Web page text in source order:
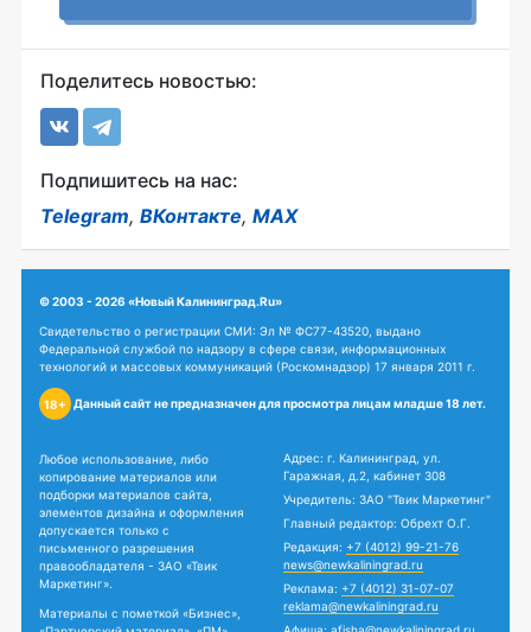
Поделитесь новостью:
Подпишитесь на нас:
Telegram, ВКонтакте, MAX
© 2003 - 2026 «Новый Калининград.Ru»
Свидетельство о регистрации СМИ: Эл № ФС77-43520, выдано
Федеральной службой по надзору в сфере связи, информационных
технологий и массовых коммуникаций (Роскомнадзор) 17 января 2011 г.
18+ Данный сайт не предназначен для просмотра лицам младше 18 лет.
Любое использование, либо
копирование материалов или
подборки материалов сайта,
элементов дизайна и оформления
допускается только с
письменного разрешения
правообладателя - ЗАО «Твик
Маркетинг».
Материалы с пометкой «Бизнес»,
Адрес: г. Калининград, ул.
Гаражная, д.2, кабинет 308
Учредитель: ЗАО "Твик Маркетинг"
Главный редактор: Обрехт О.Г.
Редакция: +7 (4012) 99-21-76
news@newkaliningrad.ru
Реклама: +7 (4012) 31-07-07
reklama@newkaliningrad.ru